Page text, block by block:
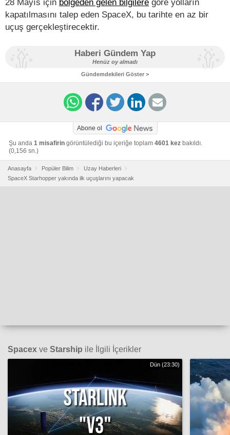
kapatılmasını talep eden SpaceX, bu tarihte en az bir
uçuş gerçekleştirecektir.
Haberi Gündem Yap
Henüz oy almadı
Gündemdekileri Göster >
Abone ol
Şu anda 1 misafirin görüntülediği bu içeriğe toplam 4601 kez bakıldı.
(0,156 sn.)
Anasayfa Popüler Bilim
Uzay Haberleri
SpaceX Starhopper yakında ilk uçuşlarını yapacak
Spacex ve Starship ile İlgili İçerikler
Dün (23:30)